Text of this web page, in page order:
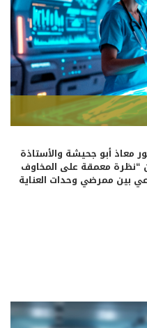
معاذ أبو جحيشة والأستاذة
“نظرة معمقة على المخاوف
بين ممرضي وحدات العناية